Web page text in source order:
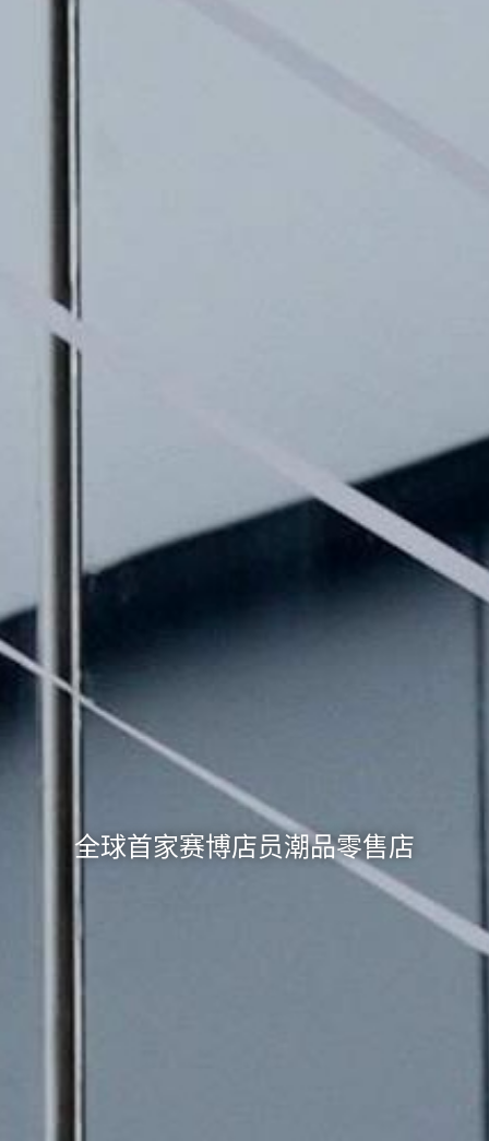
全球首家赛博店员潮品零售店